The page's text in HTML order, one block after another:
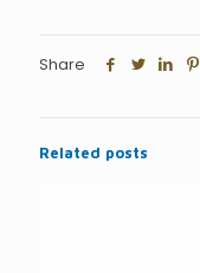
Share
Related posts